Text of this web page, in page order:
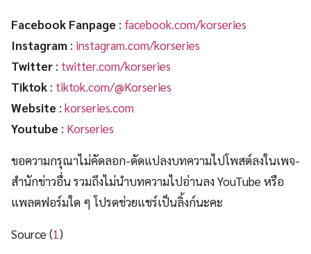
Facebook Fanpage : facebook.com/korseries
Instagram : instagram.com/korseries
Twitter : twitter.com/korseries
Tiktok : tiktok.com/@Korseries
Website : korseries.com
Youtube : Korseries
ขอความกรุณาไม่คัดลอก-ดัดแปลงบทความไปโพสต์ลงในเพจ-
สำนักข่าวอื่น รวมถึงไม่นำบทความไปอ่านลง YouTube หรือ
แพลตฟอร์มใด ๆ โปรดช่วยแชร์เป็นลิ้งก์นะคะ
Source (1)